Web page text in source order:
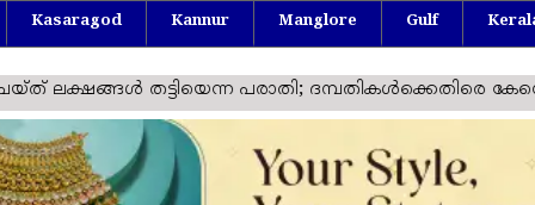
Kasaragod Kannur Manglore Gulf